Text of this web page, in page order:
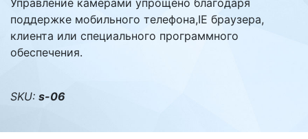
Управление камерами упрощено благодаря
поддержке мобильного телефона,IE браузера,
клиента или специального программного
обеспечения.
SKU: s-06